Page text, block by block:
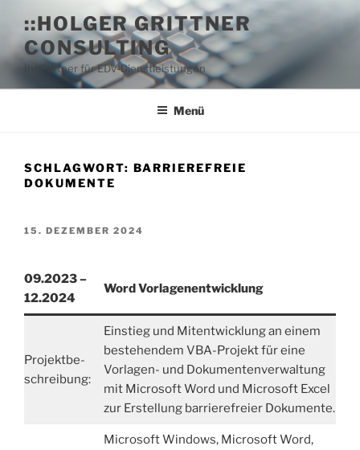
Inhalt
springen
::HOLGER GRITTNER
CONSULTING
Ihr Partner für EDV-Dienstleistungen
Menü
SCHLAGWORT: BARRIEREFREIE
DOKUMENTE
VERÖFFENTLICHT
15. DEZEMBER 2024
09.2023 –
12.2024
Word Vorlagenentwicklung
Projektbe-
schreibung:
Einstieg und Mitentwicklung an einem
bestehendem VBA-Projekt für eine
Vorlagen- und Doku­menten­verwaltung
mit Microsoft Word und Microsoft Excel
zur Erstellung barrierefreier Dokumente.
Microsoft Windows, Microsoft Word,